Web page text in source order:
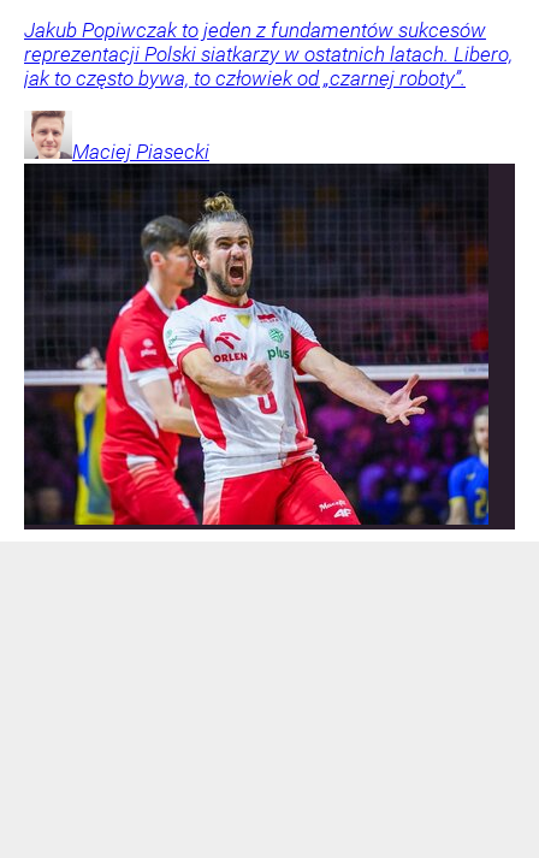
Jakub Popiwczak to jeden z fundamentów sukcesów
reprezentacji Polski siatkarzy w ostatnich latach. Libero,
jak to często bywa, to człowiek od „czarnej roboty”.
Maciej Piasecki